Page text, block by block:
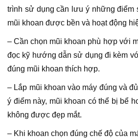
trình sử dụng cần lưu ý những điểm
mũi khoan được bền và hoạt động
– Cần chọn mũi khoan phù hợp với
đọc kỹ hướng dẫn sử dụng đi kèm
đúng mũi khoan thích hợp.
– Lắp mũi khoan vào máy đúng và
ý điểm này, mũi khoan có thể bị bể
không được đẹp mắt.
– Khi khoan chọn đúng chế độ của